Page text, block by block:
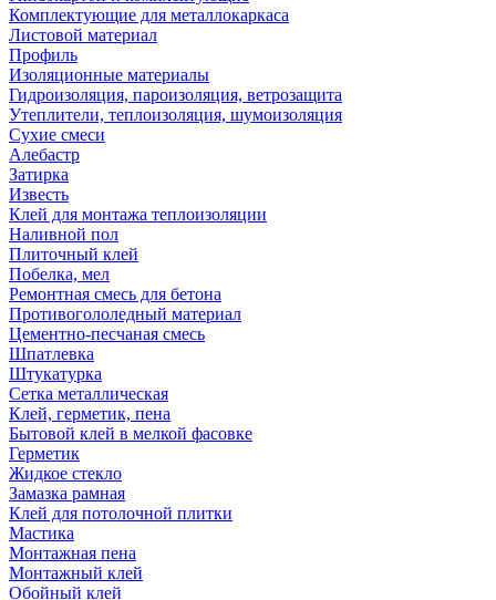
Комплектующие для металлокаркаса
Листовой материал
Профиль
Изоляционные материалы
Гидроизоляция, пароизоляция, ветрозащита
Утеплители, теплоизоляция, шумоизоляция
Сухие смеси
Алебастр
Затирка
Известь
Клей для монтажа теплоизоляции
Наливной пол
Плиточный клей
Побелка, мел
Ремонтная смесь для бетона
Противогололедный материал
Цементно-песчаная смесь
Шпатлевка
Штукатурка
Сетка металлическая
Клей, герметик, пена
Бытовой клей в мелкой фасовке
Герметик
Жидкое стекло
Замазка рамная
Клей для потолочной плитки
Мастика
Монтажная пена
Монтажный клей
Обойный клей